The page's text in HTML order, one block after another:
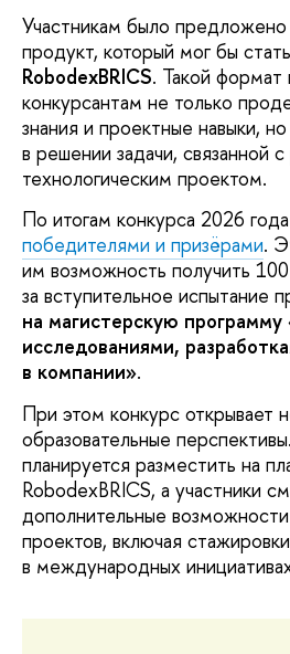
Участникам было предложено
продукт, который мог бы
RobodexBRICS. Такой формат
конкурсантам не только
знания и проектные навыки,
в решении задачи, связанной
технологическим проектом.
По итогам конкурса 2026 года
победителями и призёрами.
им возможность получить
за вступительное испытание
на магистерскую программу
исследованиями,
в компании».
При этом конкурс открывает
образовательные
планируется разместить на
RobodexBRICS, а участники
дополнительные
проектов, включая
в международных